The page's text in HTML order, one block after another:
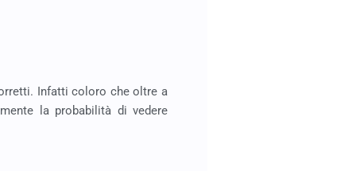
Infatti coloro che oltre a
la probabilità di vedere